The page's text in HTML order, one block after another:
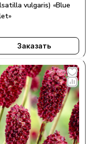
vulgaris) «Blue
Заказать